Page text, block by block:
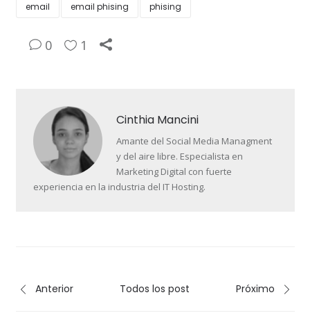
email email phising phising
0 1
Cinthia Mancini
Amante del Social Media Managment
y del aire libre. Especialista en
Marketing Digital con fuerte
experiencia en la industria del IT Hosting.
Anterior Todos los post Próximo